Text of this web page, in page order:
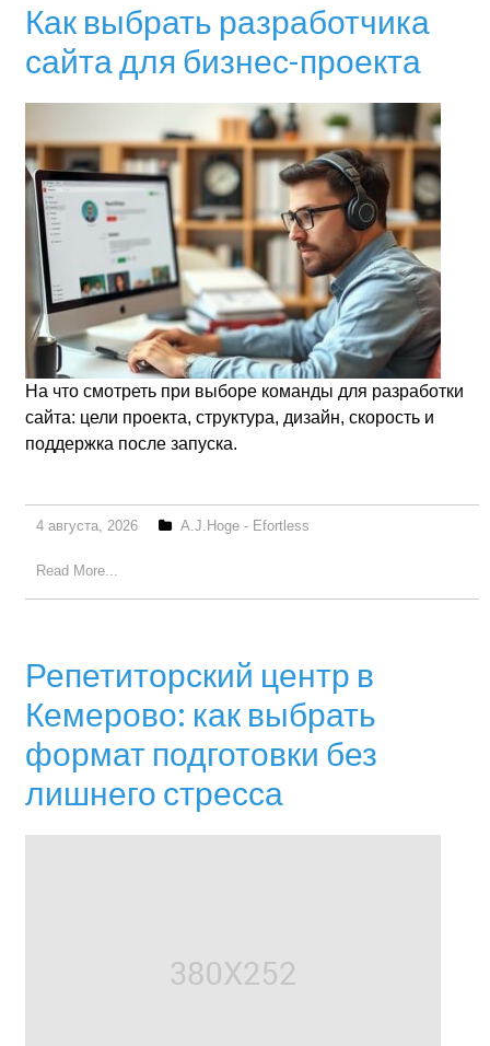
Как выбрать разработчика
сайта для бизнес-проекта
На что смотреть при выборе команды для разработки
сайта: цели проекта, структура, дизайн, скорость и
поддержка после запуска.
4 августа, 2026 A.J.Hoge - Efortless
Read More...
Репетиторский центр в
Кемерово: как выбрать
формат подготовки без
лишнего стресса